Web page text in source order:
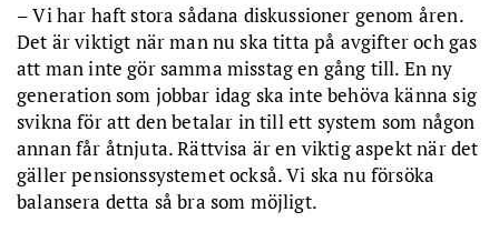
– Vi har haft stora sådana diskussioner genom åren.
Det är viktigt när man nu ska titta på avgifter och gas
att man inte gör samma misstag en gång till. En ny
generation som jobbar idag ska inte behöva känna sig
svikna för att den betalar in till ett system som någon
annan får åtnjuta. Rättvisa är en viktig aspekt när det
gäller pensionssystemet också. Vi ska nu försöka
balansera detta så bra som möjligt.